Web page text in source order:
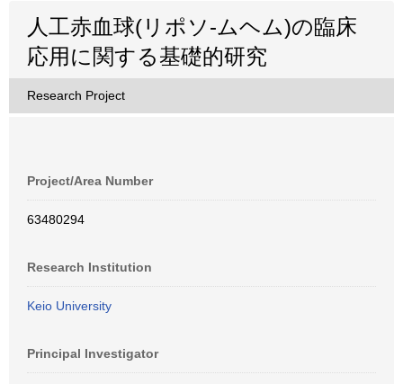
人工赤血球(リポソ-ムヘム)の臨床
応用に関する基礎的研究
Research Project
Project/Area Number
63480294
Research Institution
Keio University
Principal Investigator